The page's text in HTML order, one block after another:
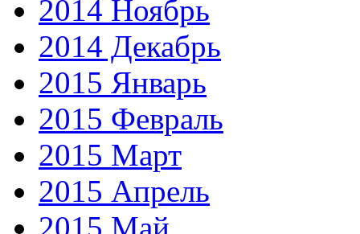
2014 Ноябрь
2014 Декабрь
2015 Январь
2015 Февраль
2015 Март
2015 Апрель
2015 Май